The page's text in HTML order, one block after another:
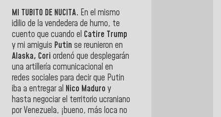
MI TUBITO DE NUCITA. En el mismo
idilio de la vendedera de humo, te
cuento que cuando el Catire Trump
y mi amiguis Putin se reunieron en
Alaska, Cori ordenó que desplegarán
una artillería comunicacional en
redes sociales para decir que Putin
iba a entregar al Nico Maduro y
hasta negociar el territorio ucraniano
por Venezuela, ¡bueno, más loca no